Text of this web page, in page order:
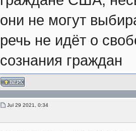
они не могут
речь не идёт о
сознания граждан
Jul 29 2021, 0:34